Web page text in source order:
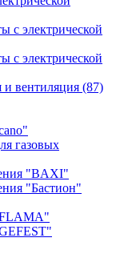
с электрической
с электрической
вентиляция (87)
газовых
"BAXI"
"Бастион"